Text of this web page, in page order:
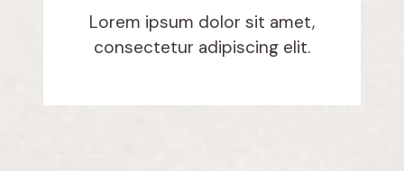
Lorem ipsum dolor sit amet,
consectetur adipiscing elit.